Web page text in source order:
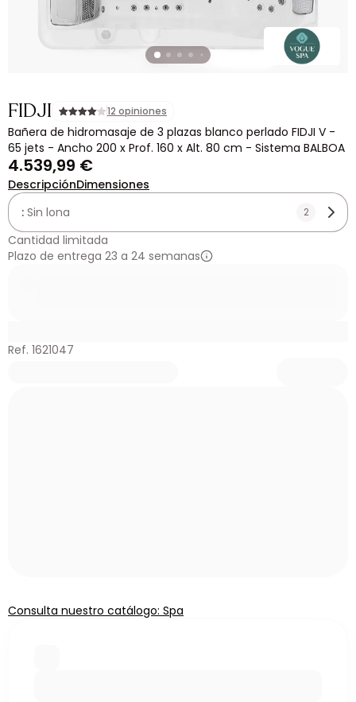
FIDJI 12 opiniones
Bañera de hidromasaje de 3 plazas blanco perlado FIDJI V -
65 jets - Ancho 200 x Prof. 160 x Alt. 80 cm - Sistema BALBOA
4.539,99 €
DescripciónDimensiones
: Sin lona 2
Cantidad limitada
Plazo de entrega 23 a 24 semanas
Ref. 1621047
Consulta nuestro catálogo: Spa